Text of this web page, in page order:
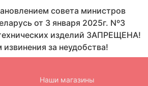
совета министров
от 3 января 2025г. Nº3
изделий ЗАПРЕЩЕНА!
за неудобства!
Наши магазины